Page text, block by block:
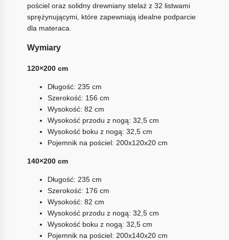
pościel oraz solidny drewniany stelaż z 32 listwami
sprężynującymi, które zapewniają idealne podparcie
dla materaca.
Wymiary
120×200 cm
Długość: 235 cm
Szerokość: 156 cm
Wysokość: 82 cm
Wysokość przodu z nogą: 32,5 cm
Wysokość boku z nogą: 32,5 cm
Pojemnik na pościel: 200x120x20 cm
140×200 cm
Długość: 235 cm
Szerokość: 176 cm
Wysokość: 82 cm
Wysokość przodu z nogą: 32,5 cm
Wysokość boku z nogą: 32,5 cm
Pojemnik na pościel: 200x140x20 cm